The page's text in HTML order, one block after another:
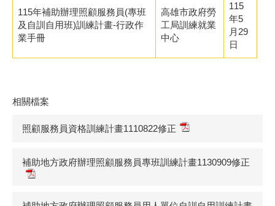
115年補助辦理照顧服務員(專班
及自訓自用班)訓練計畫-行政作
業手冊
高雄市政府勞
工局訓練就業
中心
115
年5
月29
日
相關檔案
照顧服務員資格訓練計畫1110822修正
補助地方政府辦理照顧服務員專班訓練計畫1130909修正